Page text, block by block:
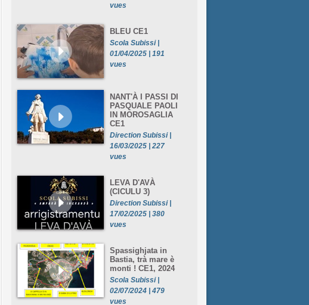
vues
BLEU CE1
Scola Subissi |
01/04/2025 | 191
vues
NANT'À I PASSI DI
PASQUALE PAOLI
IN MOROSAGLIA
CE1
Direction Subissi |
16/03/2025 | 227
vues
LEVA D'AVÀ
(CICULU 3)
Direction Subissi |
17/02/2025 | 380
vues
Spassighjata in
Bastia, trà mare è
monti ! CE1, 2024
Scola Subissi |
02/07/2024 | 479
vues